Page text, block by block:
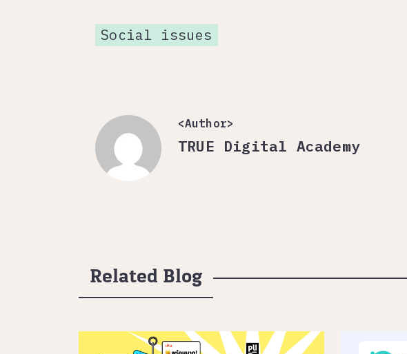
Social issues
<Author>
TRUE Digital Academy
Related Blog